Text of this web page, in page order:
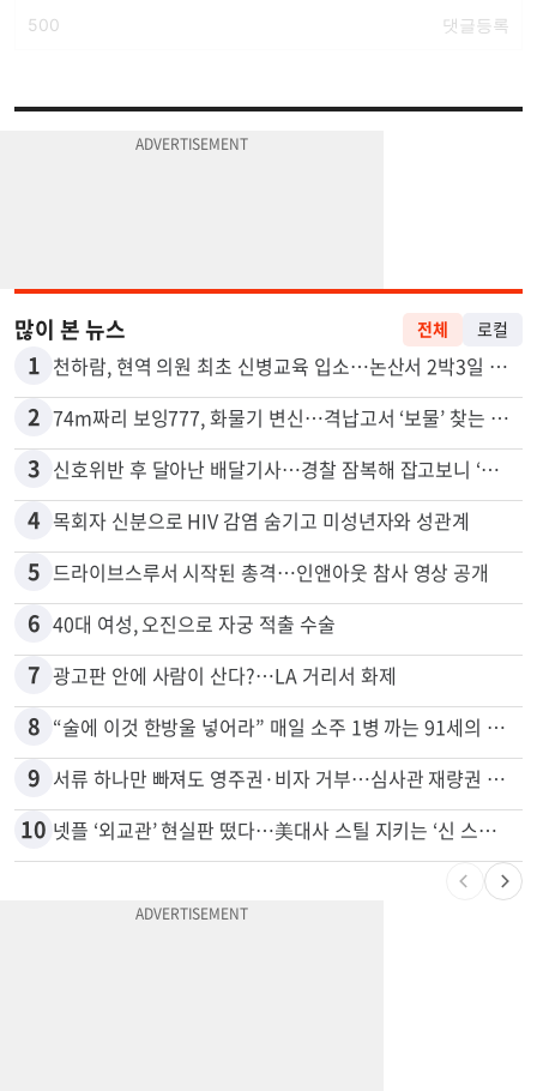
많이 본 뉴스 전체 로컬
1 천하람, 현역 의원 최초 신병교육 입소…논산서 2박3일 생활
2 74m짜리 보잉777, 화물기 변신…격납고서 ‘보물’ 찾는 인천공항
3 신호위반 후 달아난 배달기사…경찰 잠복해 잡고보니 ‘반전’
4 목회자 신분으로 HIV 감염 숨기고 미성년자와 성관계
5 드라이브스루서 시작된 총격…인앤아웃 참사 영상 공개
6 40대 여성, 오진으로 자궁 적출 수술
7 광고판 안에 사람이 산다?…LA 거리서 화제
8 “술에 이것 한방울 넣어라” 매일 소주 1병 까는 91세의 철칙
9 서류 하나만 빠져도 영주권·비자 거부…심사관 재량권 대폭 확대
10 넷플 ‘외교관’ 현실판 떴다…美대사 스틸 지키는 ‘신 스틸러’